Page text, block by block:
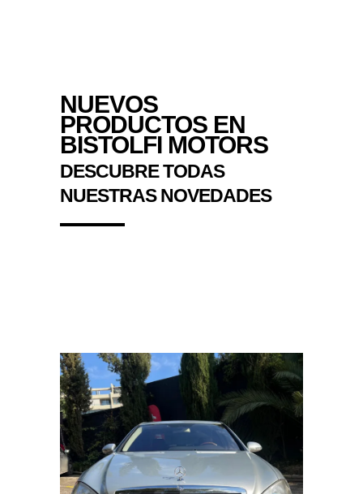
NUEVOS
PRODUCTOS EN
BISTOLFI MOTORS
DESCUBRE TODAS
NUESTRAS NOVEDADES